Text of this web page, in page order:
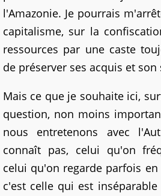
l'Amazonie. Je pourrais
capitalisme, sur la
ressources par une caste
de préserver ses acquis et son
Mais ce que je souhaite ici,
question, non moins
nous entretenons avec
connaît pas, celui qu'on
celui qu'on regarde parfois
c'est celle qui est